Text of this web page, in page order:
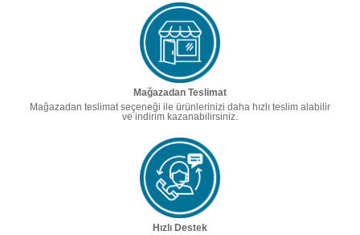
Mağazadan Teslimat
Mağazadan teslimat seçeneği ile ürünlerinizi daha hızlı teslim alabilir
ve indirim kazanabilirsiniz.
Hızlı Destek